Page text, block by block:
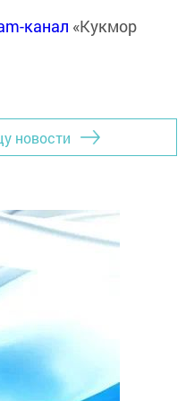
канал «Кукмор
новости